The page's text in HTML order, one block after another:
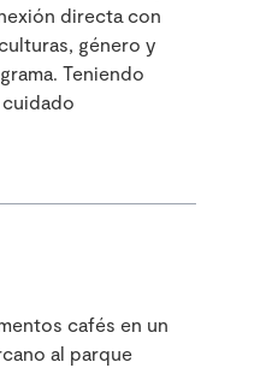
directa con
género y
Teniendo
cafés en un
al parque